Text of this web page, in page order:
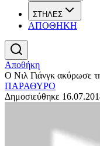
ΣΤΗΛΕΣ
ΑΠΟΘΗΚΗ
Αποθήκη
Ο Νιλ Γιάνγκ ακύρωσε
ΠΑΡΑΘΥΡΟ
Δημοσιεύθηκε